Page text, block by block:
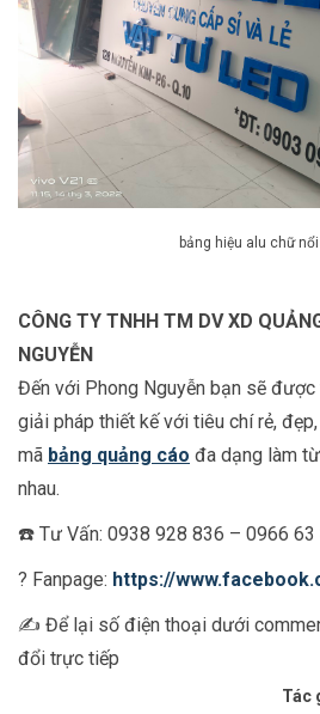
bảng hiệu alu chữ
CÔNG TY TNHH TM DV XD
NGUYỄN
Đến với Phong Nguyễn bạn sẽ
giải pháp thiết kế với tiêu chí rẻ,
mã bảng quảng cáo đa dạng làm
nhau.
☎️ Tư Vấn: 0938 928 836 – 0966 63
? Fanpage: https://
✍️ Để lại số điện thoại dưới
đổi trực tiếp
Tác